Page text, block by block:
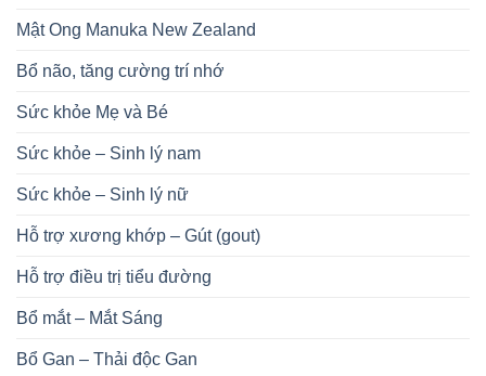
Mật Ong Manuka New Zealand
Bổ não, tăng cường trí nhớ
Sức khỏe Mẹ và Bé
Sức khỏe – Sinh lý nam
Sức khỏe – Sinh lý nữ
Hỗ trợ xương khớp – Gút (gout)
Hỗ trợ điều trị tiểu đường
Bổ mắt – Mắt Sáng
Bổ Gan – Thải độc Gan